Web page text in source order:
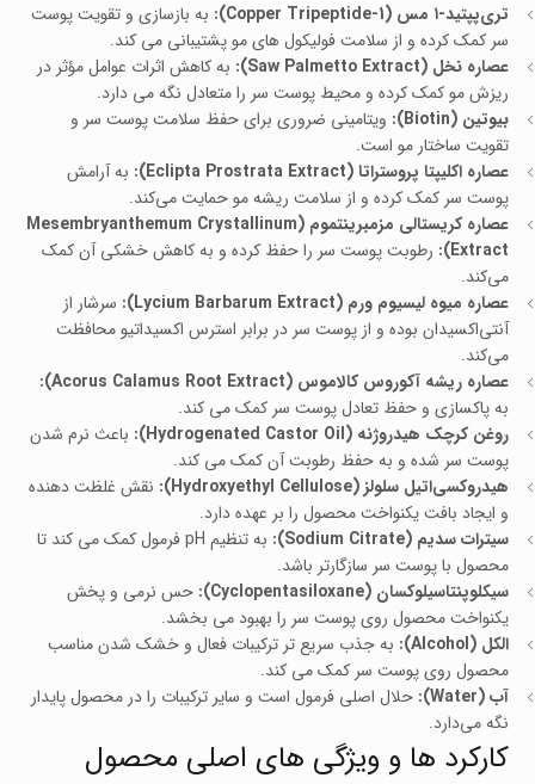
تری‌پپتید-۱ مس (Copper Tripeptide-1):
به بازسازی و تقویت پوست
سر کمک کرده و از سلامت فولیکول‌ های مو پشتیبانی می‌ کند.
عصاره نخل (Saw Palmetto Extract):
به کاهش اثرات عوامل مؤثر در
ریزش مو کمک کرده و محیط پوست سر را متعادل نگه می‌ دارد.
بیوتین (Biotin):
ویتامینی ضروری برای حفظ سلامت پوست سر و
تقویت ساختار مو است.
عصاره اکلیپتا پروستراتا (Eclipta Prostrata Extract):
به آرامش
پوست سر کمک کرده و از سلامت ریشه مو حمایت می‌کند.
عصاره کریستالی مزمبرینتموم (Mesembryanthemum Crystallinum
Extract):
رطوبت پوست سر را حفظ کرده و به کاهش خشکی آن کمک
می‌کند.
عصاره میوه لیسیوم ورم (Lycium Barbarum Extract):
سرشار از
آنتی‌اکسیدان بوده و از پوست سر در برابر استرس اکسیداتیو محافظت
می‌کند.
عصاره ریشه آکوروس کالاموس (Acorus Calamus Root Extract):
به پاکسازی و حفظ تعادل پوست سر کمک می‌ کند.
روغن کرچک هیدروژنه (Hydrogenated Castor Oil):
باعث نرم شدن
پوست سر شده و به حفظ رطوبت آن کمک می‌ کند.
هیدروکسی‌اتیل سلولز (Hydroxyethyl Cellulose):
نقش غلظت‌ دهنده
و ایجاد بافت یکنواخت محصول را بر عهده دارد.
سیترات سدیم (Sodium Citrate):
به تنظیم pH فرمول کمک می‌ کند تا
محصول با پوست سر سازگارتر باشد.
سیکلوپنتاسیلوکسان (Cyclopentasiloxane):
حس نرمی و پخش
یکنواخت محصول روی پوست سر را بهبود می‌ بخشد.
الکل (Alcohol):
به جذب سریع‌ تر ترکیبات فعال و خشک شدن مناسب
محصول روی پوست سر کمک می‌ کند.
آب (Water):
حلال اصلی فرمول است و سایر ترکیبات را در محصول پایدار
نگه می‌دارد.
کارکرد ها و ویژگی‌ های اصلی محصول